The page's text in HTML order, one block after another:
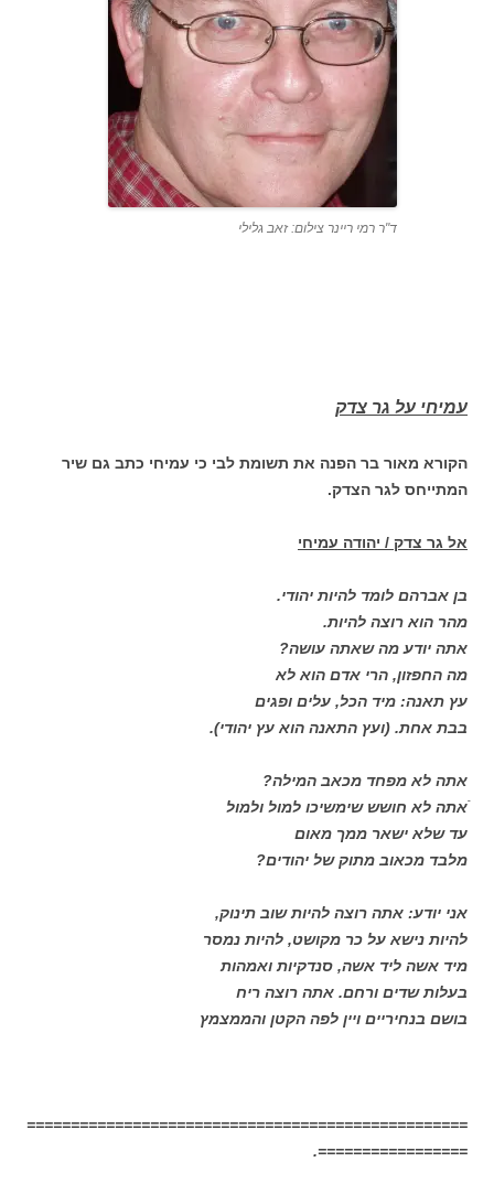
ד"ר רמי ריינר צילום: זאב גלילי
עמיחי על גר צדק
הקורא מאור בר הפנה את תשומת לבי כי עמיחי כתב גם שיר
המתייחס לגר הצדק.
אל גר צדק / יהודה עמיחי
בן אברהם לומד להיות יהודי.
מהר הוא רוצה להיות.
אתה יודע מה שאתה עושה?
מה החפזון, הרי אדם הוא לא
עץ תאנה: מיד הכל, עלים ופגים
בבת אחת. (ועץ התאנה הוא עץ יהודי).
אתה לא מפחד מכאב המילה?
ֿאתה לא חושש שימשיכו למול ולמול
עד שלא ישאר ממך מאום
מלבד מכאוב מתוק של יהודים?
אני יודע: אתה רוצה להיות שוב תינוק,
להיות נישא על כר מקושט, להיות נמסר
מיד אשה ליד אשה, סנדקיות ואמהות
בעלות שדים ורחם. אתה רוצה ריח
בושם בנחיריים ויין לפה הקטן והממצמץ
==================================================
=================.